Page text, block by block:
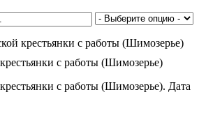
с работы (Шимозерье)
с работы (Шимозерье). Дата